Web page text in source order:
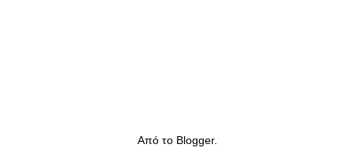
Από το Blogger.